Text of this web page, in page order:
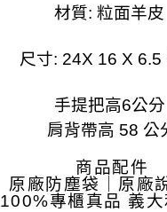
材質: 粒面羊皮
尺寸: 24X 16 X 6.5
手提把高6公分
肩背帶高 58 公
商品配件
原廠防塵袋｜原廠
100%專櫃真品 義大